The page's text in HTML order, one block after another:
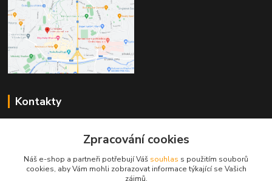
Kontakty
+420 603 823 376
pelant@cgastro.cz
Zpracování cookies
Náš e-shop a partneři potřebují Váš souhlas s použitím souborů
cookies, aby Vám mohli zobrazovat informace týkající se Vašich
zájmů.